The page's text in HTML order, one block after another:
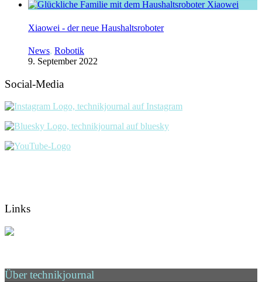
Xiaowei - der neue Haushaltsroboter
News, Robotik
9. September 2022
Social-Media
Links
Über technikjournal